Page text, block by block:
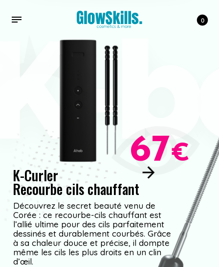
0
€
67
Découvrez le secret beauté venu de
Corée : ce recourbe-cils chauffant est
l’allié ultime pour des cils parfaitement
dessinés et durablement courbés. Grâce
à sa chaleur douce et précise, il dompte
même les cils les plus droits en un clin
d’œil.
K-Curler
Recourbecilschauffant